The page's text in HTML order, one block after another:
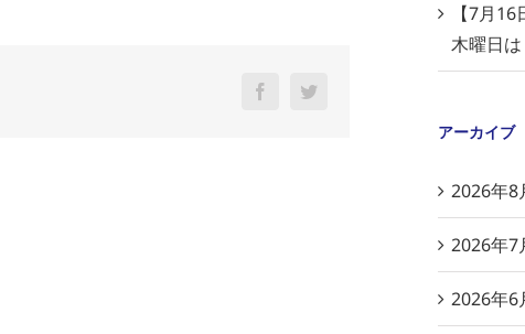
Facebook
【7月
木曜日は
アーカイブ
2026年8
2026年7
2026年6